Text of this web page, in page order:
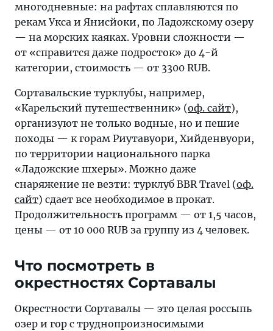
многодневные: на рафтах сплавляются по
рекам Укса и Янисйоки, по Ладожскому озеру
— на морских каяках. Уровни сложности —
от «справится даже подросток» до 4-й
категории, стоимость — от 3300 RUB.
Сортавальские турклубы, например,
«Карельский путешественник» (оф. сайт),
организуют не только водные, но и пешие
походы — к горам Риутавуори, Хийденвуори,
по территории национального парка
«Ладожские шхеры». Можно даже
снаряжение не везти: турклуб BBR Travel (оф.
сайт) сдает все необходимое в прокат.
Продолжительность программ — от 1,5 часов,
цены — от 10 000 RUB за группу из 4 человек.
Что посмотреть в
окрестностях Сортавалы
Окрестности Сортавалы — это целая россыпь
озер и гор с труднопроизносимыми